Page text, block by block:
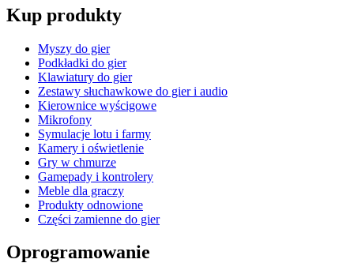
Kup produkty
Myszy do gier
Podkładki do gier
Klawiatury do gier
Zestawy słuchawkowe do gier i audio
Kierownice wyścigowe
Mikrofony
Symulacje lotu i farmy
Kamery i oświetlenie
Gry w chmurze
Gamepady i kontrolery
Meble dla graczy
Produkty odnowione
Części zamienne do gier
Oprogramowanie